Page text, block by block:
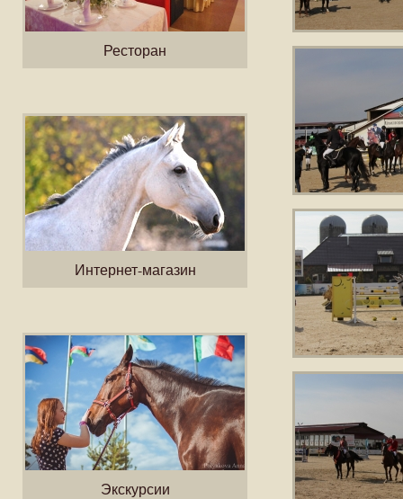
Ресторан
Интернет-магазин
Экскурсии